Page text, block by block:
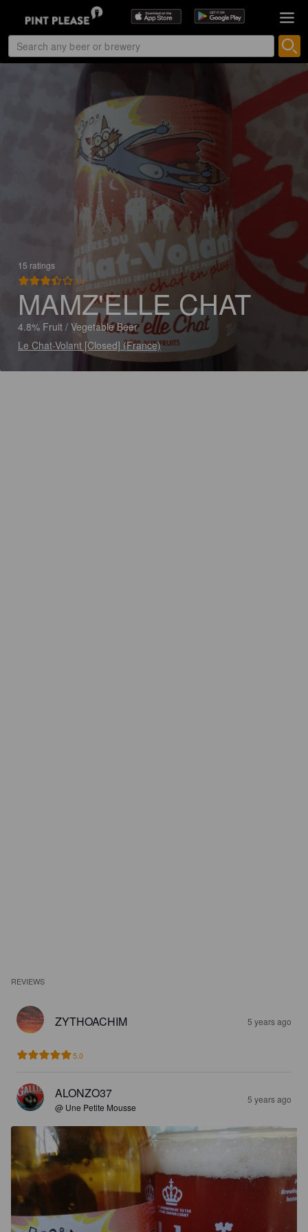
15 ratings
3.4
MAMZ'ELLE CHAT
4.8% Fruit / Vegetable Beer
Le Chat-Volant [Closed] (France)
REVIEWS
ZYTHOACHIM 5 years ago
5.0
ALONZO37
@ Une Petite Mousse
5 years ago